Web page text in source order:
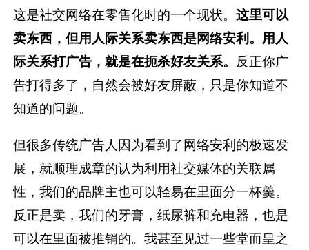
这是社交网络在零售化时的一个现状。这里可以
卖东西，但用人际关系卖东西是网络安利。用人
际关系打广告，就是在扼杀好友关系。 反正你广
告打得多了，自然会被好友屏蔽，只是你知道不
知道的问题。
但很多传统广告人因为看到了网络安利的极速发
展，就顺理成章的认为利用社交媒体的关联属
性，我们的品牌主也可以轻易在里面分一杯羹。
反正是卖，我们的牙膏，纸尿裤和充电器，也是
可以在里面被推销的。我甚至见过一些堂而皇之